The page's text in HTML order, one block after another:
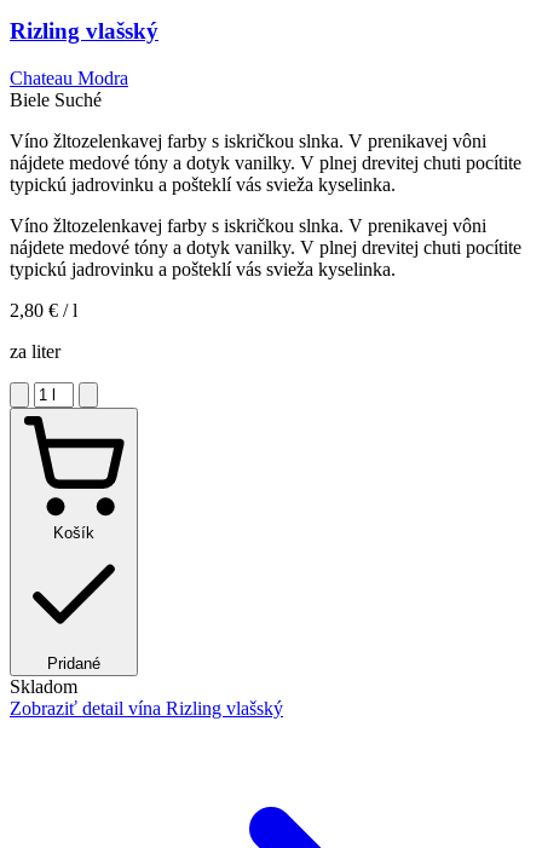
Rizling vlašský
Chateau Modra
Biele Suché
Víno žltozelenkavej farby s iskričkou slnka. V prenikavej vôni
nájdete medové tóny a dotyk vanilky. V plnej drevitej chuti pocítite
typickú jadrovinku a pošteklí vás svieža kyselinka.
Víno žltozelenkavej farby s iskričkou slnka. V prenikavej vôni
nájdete medové tóny a dotyk vanilky. V plnej drevitej chuti pocítite
typickú jadrovinku a pošteklí vás svieža kyselinka.
2,80 € / l
za liter
Košík
Pridané
Skladom
Zobraziť detail vína Rizling vlašský